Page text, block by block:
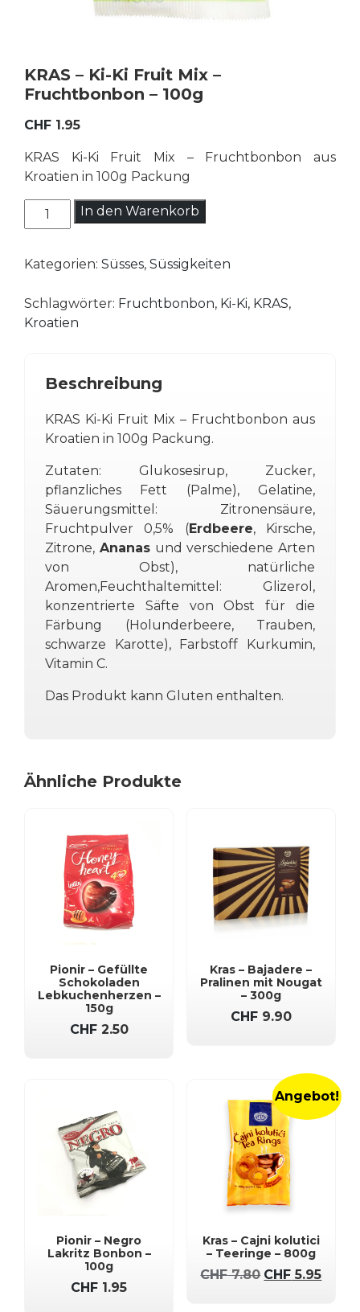
KRAS – Ki-Ki Fruit Mix –
Fruchtbonbon – 100g
CHF 1.95
KRAS Ki-Ki Fruit Mix – Fruchtbonbon aus
Kroatien in 100g Packung
KRAS
-
Ki
Mix
-
100g
In den Warenkorb
Kategorien: Süsses, Süssigkeiten
Schlagwörter: Fruchtbonbon, Ki-Ki, KRAS,
Kroatien
Beschreibung
KRAS Ki-Ki Fruit Mix – Fruchtbonbon aus
Kroatien in 100g Packung.
Zutaten: Glukosesirup, Zucker,
pflanzliches Fett (Palme), Gelatine,
Säuerungsmittel: Zitronensäure,
Fruchtpulver 0,5% (Erdbeere, Kirsche,
Zitrone, Ananasund verschiedene Arten
von Obst), natürliche
Aromen,Feuchthaltemittel: Glizerol,
konzentrierte Säfte von Obst für die
Färbung (Holunderbeere, Trauben,
schwarze Karotte), Farbstoff Kurkumin,
Vitamin C.
Das Produkt kann Gluten enthalten.
Ähnliche Produkte
Pionir – Gefüllte
Schokoladen
Lebkuchenherzen –
150g
CHF2.50
Kras – Bajadere –
Pralinen mit Nougat
– 300g
CHF9.90
Pionir – Negro
Lakritz Bonbon –
100g
CHF 1.95
Angebot!
Kras – Cajni kolutici
– Teeringe – 800g
CHF7.80 CHF 5.95